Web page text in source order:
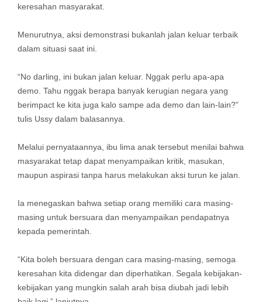
keresahan masyarakat.
Menurutnya, aksi demonstrasi bukanlah jalan keluar terbaik
dalam situasi saat ini.
“No darling, ini bukan jalan keluar. Nggak perlu apa-apa
demo. Tahu nggak berapa banyak kerugian negara yang
berimpact ke kita juga kalo sampe ada demo dan lain-lain?”
tulis Ussy dalam balasannya.
Melalui pernyataannya, ibu lima anak tersebut menilai bahwa
masyarakat tetap dapat menyampaikan kritik, masukan,
maupun aspirasi tanpa harus melakukan aksi turun ke jalan.
Ia menegaskan bahwa setiap orang memiliki cara masing-
masing untuk bersuara dan menyampaikan pendapatnya
kepada pemerintah.
“Kita boleh bersuara dengan cara masing-masing, semoga
keresahan kita didengar dan diperhatikan. Segala kebijakan-
kebijakan yang mungkin salah arah bisa diubah jadi lebih